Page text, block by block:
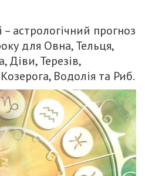
– астрологічний прогноз
для Овна, Тельця,
Діви, Терезів,
Водолія та Риб.